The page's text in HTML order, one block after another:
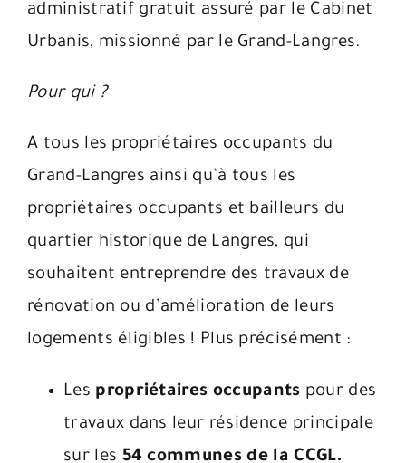
administratif gratuit assuré par le Cabinet
Urbanis, missionné par le Grand-Langres.
Pour qui ?
A tous les propriétaires occupants du
Grand-Langres ainsi qu’à tous les
propriétaires occupants et bailleurs du
quartier historique de Langres, qui
souhaitent entreprendre des travaux de
rénovation ou d’amélioration de leurs
logements éligibles ! Plus précisément :
Les propriétaires occupants pour des
travaux dans leur résidence principale
sur les 54 communes de la CCGL.